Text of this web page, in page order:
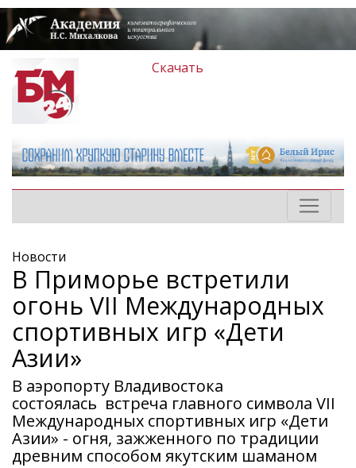
Скачать
Новости
В Приморье встретили
огонь VII Международных
спортивных игр «Дети
Азии»
В аэропорту Владивостока
состоялась встреча главного символа VII
Международных спортивных игр «Дети
Азии» - огня, зажженного по традиции
древним способом якутским шаманом